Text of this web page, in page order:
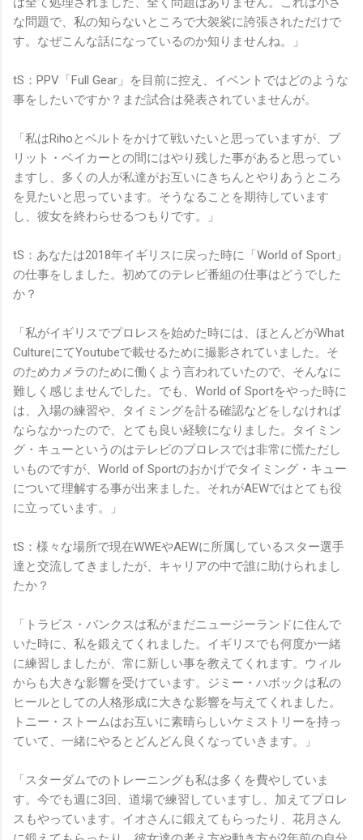
な問題で、私の知らないところで大袈裟に誇張されただけで
す。なぜこんな話になっているのか知りませんね。」
tS：PPV「Full Gear」を目前に控え、イベントではどのような
事をしたいですか？まだ試合は発表されていませんが。
「私はRihoとベルトをかけて戦いたいと思っていますが、ブ
リット・ベイカーとの間にはやり残した事があると思ってい
ますし、多くの人が私達がお互いにきちんとやりあうところ
を見たいと思っています。そうなることを期待しています
し、彼女を終わらせるつもりです。」
tS：あなたは2018年イギリスに戻った時に「World of Sport」
の仕事をしました。初めてのテレビ番組の仕事はどうでした
か？
「私がイギリスでプロレスを始めた時には、ほとんどがWhat
CultureにてYoutubeで載せるために撮影されていました。そ
のためカメラのために働くよう言われていたので、そんなに
難しく感じませんでした。でも、World of Sportをやった時に
は、入場の練習や、タイミングを計る確認などをしなければ
ならなかったので、とても良い経験になりました。タイミン
グ・キューというのはテレビのプロレスでは非常に慌ただし
いものですが、World of Sportのおかげでタイミング・キュー
について理解する事が出来ました。それがAEWではとても役
に立っています。」
tS：様々な場所で現在WWEやAEWに所属しているスター選手
達と交流してきましたが、キャリアの中で誰に助けられまし
たか？
「トラビス・バンクスは私がまだニュージーランドに住んで
いた時に、私を鍛えてくれました。イギリスでも何度か一緒
に練習しましたが、常に新しい事を教えてくれます。ウィル
からも大きな影響を受けています。ジミー・ハボックは私の
ヒールとしての人格形成に大きな影響を与えてくれました。
トニー・ストームはお互いに素晴らしいケミストリーを持っ
ていて、一緒にやるとどんどん良くなっていきます。」
「スターダムでのトレーニングも私は多くを費やしていま
す。今でも週に3回、道場で練習していますし、加えてプロレ
スもやっています。イオさんに鍛えてもらったり、花月さん